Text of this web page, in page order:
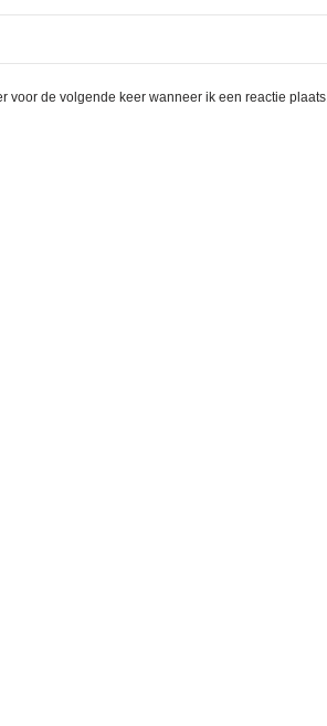
voor de volgende keer wanneer ik een reactie plaats.